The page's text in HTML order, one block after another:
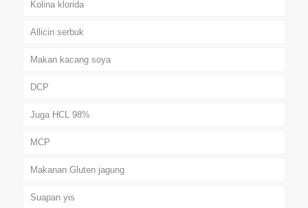
Kolina klorida
Allicin serbuk
Makan kacang soya
DCP
Juga HCL 98%
MCP
Makanan Gluten jagung
Suapan yis